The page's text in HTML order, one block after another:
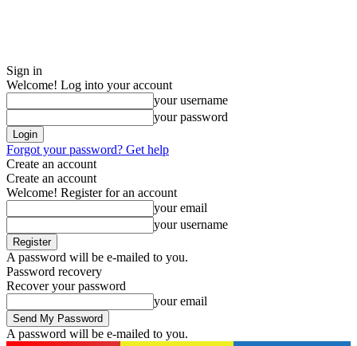
Sign in
Welcome! Log into your account
your username
your password
Forgot your password? Get help
Create an account
Create an account
Welcome! Register for an account
your email
your username
A password will be e-mailed to you.
Password recovery
Recover your password
your email
A password will be e-mailed to you.